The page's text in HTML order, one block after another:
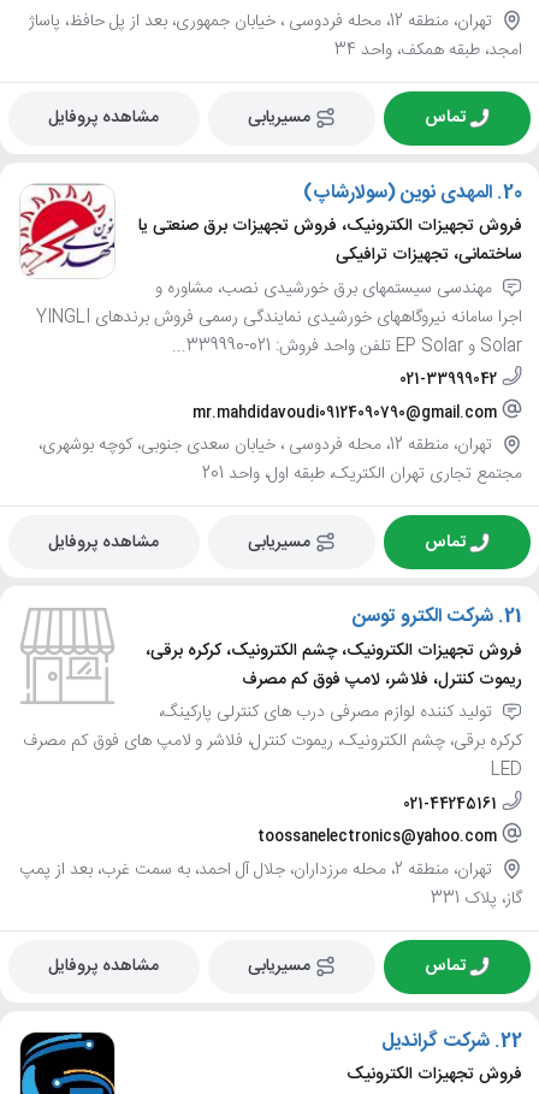
تهران، منطقه 12، محله فردوسی ، خیابان جمهوری، بعد از پل حافظ، پاساژ
امجد، طبقه همکف، واحد 34
تماس مسیریابی مشاهده پروفایل
20. المهدی نوین (سولارشاپ)
فروش تجهیزات الکترونیک، فروش تجهیزات برق صنعتی یا
ساختمانی، تجهیزات ترافیکی
مهندسی سیستمهای برق خورشیدی نصب، مشاوره و
اجرا سامانه نیروگاههای خورشیدی نمایندگی رسمی فروش برندهای YINGLI
Solar و EP Solar تلفن واحد فروش: 021-339990...
021-33999042
mr.mahdidavoudi09124090790@gmail.com
تهران، منطقه 12، محله فردوسی ، خیابان سعدی جنوبی، کوچه بوشهری،
مجتمع تجاری تهران الکتریک، طبقه اول، واحد 201
تماس مسیریابی مشاهده پروفایل
21. شرکت الکترو توسن
فروش تجهیزات الکترونیک، چشم الکترونیک، کرکره برقی،
ریموت کنترل، فلاشر، لامپ فوق کم مصرف
تولید کننده لوازم مصرفی درب های کنترلی پارکینگ،
کرکره برقی، چشم الکترونیک، ریموت کنترل، فلاشر و لامپ های فوق کم مصرف
LED
021-44245161
toossanelectronics@yahoo.com
تهران، منطقه 2، محله مرزداران، جلال آل احمد، به سمت غرب، بعد از پمپ
گاز، پلاک 331
تماس مسیریابی مشاهده پروفایل
22. شرکت گراندیل
فروش تجهیزات الکترونیک